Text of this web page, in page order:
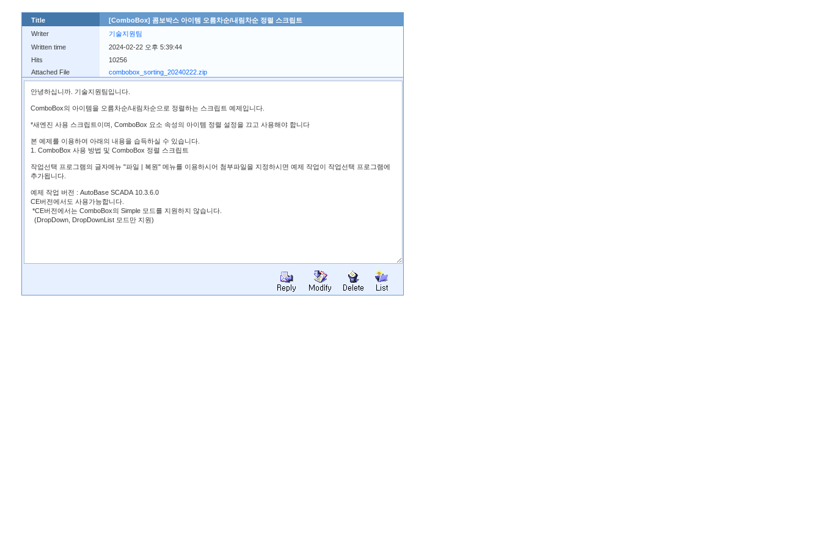
Title
[ComboBox] 콤보박스 아이템 오름차순/내림차순 정렬 스크립트
Writer
기술지원팀
Written time
2024-02-22 오후 5:39:44
Hits
10256
Attached File
combobox_sorting_20240222.zip